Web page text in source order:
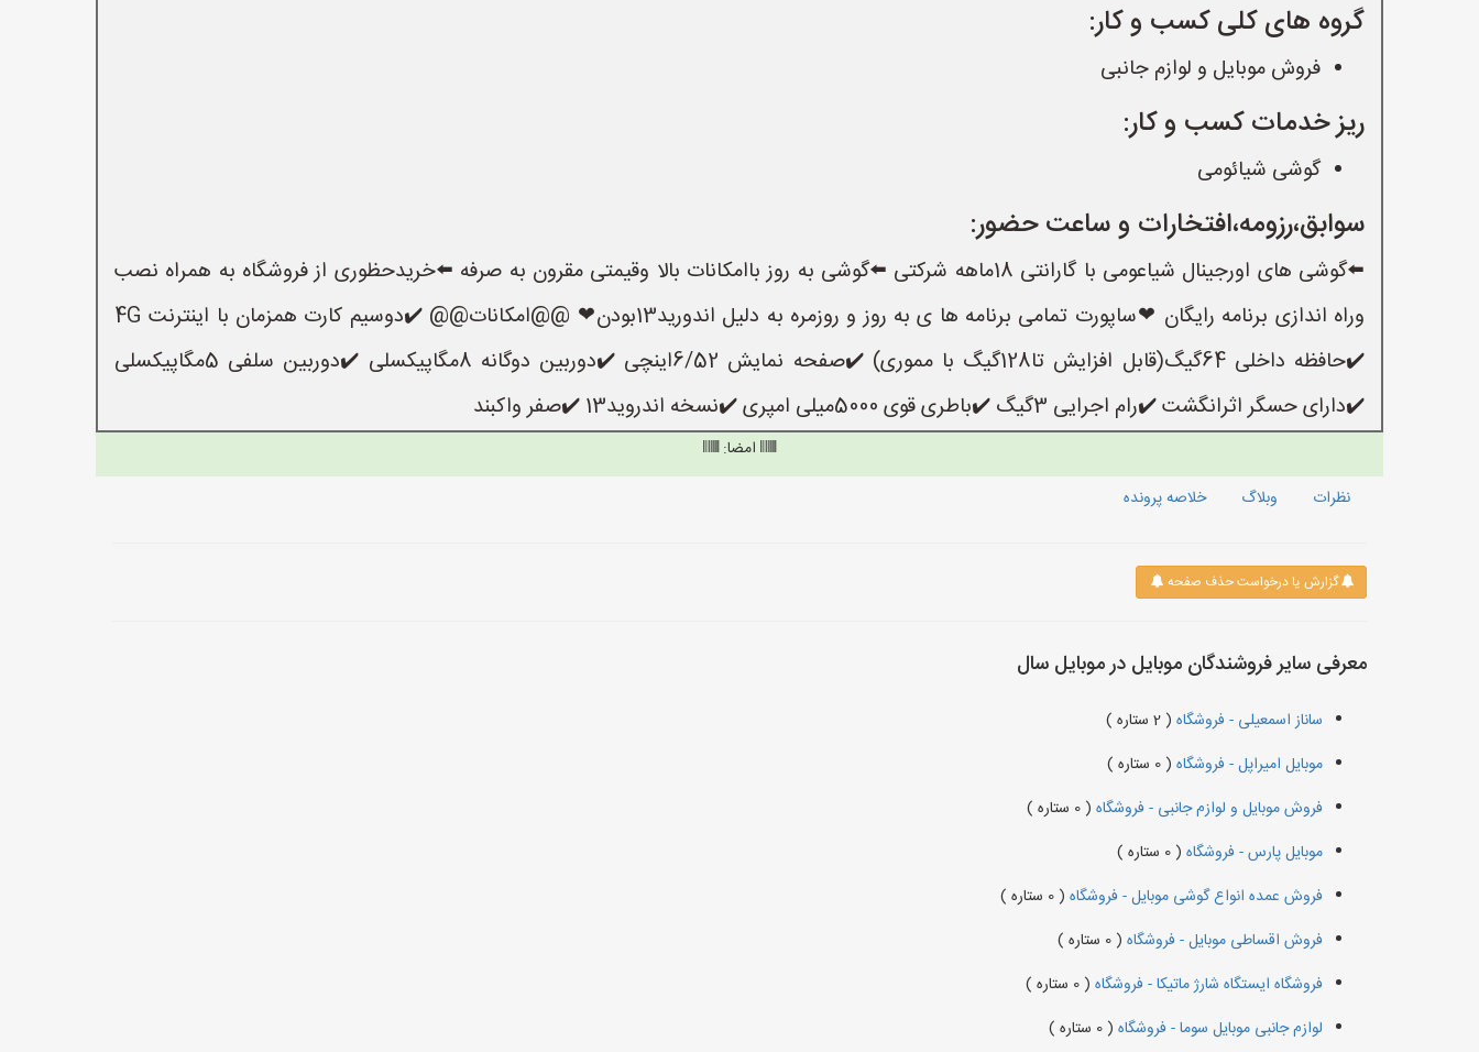
گروه های کلی کسب و کار:
فروش موبایل و لوازم جانبی
ریز خدمات کسب و کار:
گوشی شیائومی
سوابق،رزومه،افتخارات و ساعت حضور:
⬅️گوشی های اورجینال شیاعومی با گارانتی 18ماهه شرکتی ⬅️گوشی به روز باامکانات بالا وقیمتی مقرون به صرفه ⬅️خریدحظوری از فروشگاه به همراه نصب
وراه اندازی برنامه رایگان ❤ساپورت تمامی برنامه ها ی به روز و روزمره به دلیل اندورید13بودن❤ @@امکانات@@ ✔️دوسیم کارت همزمان با اینترنت 4G
✔️حافظه داخلی 64گیگ(قابل افزایش تا128گیگ با مموری) ✔️صفحه نمایش 6/52اینچی ✔️دوربین دوگانه 8مگاپیکسلی ✔️دوربین سلفی 5مگاپیکسلی
✔️دارای حسگر اثرانگشت ✔️رام اجرایی 3گیگ ✔️باطری قوی 5000میلی امپری ✔️نسخه اندروید13 ✔️صفر واکبند
امضا:
نظرات
وبلاگ خلاصه پرونده
گزارش یا درخواست حذف صفحه
معرفی سایر فروشندگان موبایل در موبایل سال
ساناز اسمعیلی - فروشگاه ( 2 ستاره )
موبایل امیراپل - فروشگاه ( 0 ستاره )
فروش موبایل و لوازم جانبی - فروشگاه ( 0 ستاره )
موبایل پارس - فروشگاه ( 0 ستاره )
فروش عمده انواع گوشی موبایل - فروشگاه ( 0 ستاره )
فروش اقساطی موبایل - فروشگاه ( 0 ستاره )
فروشگاه ایستگاه شارژ ماتیکا - فروشگاه ( 0 ستاره )
لوازم جانبی موبایل سوما - فروشگاه ( 0 ستاره )